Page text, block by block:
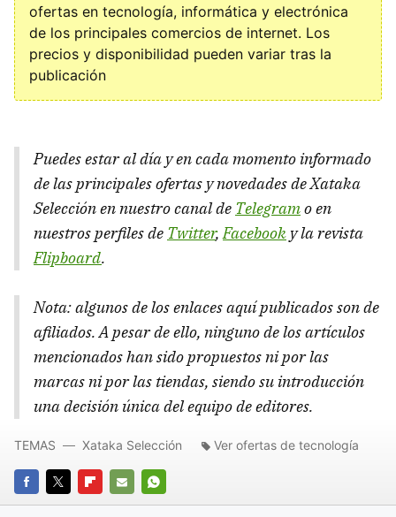
ofertas en tecnología, informática y electrónica
de los principales comercios de internet. Los
precios y disponibilidad pueden variar tras la
publicación
Puedes estar al día y en cada momento informado
de las principales ofertas y novedades de Xataka
Selección en nuestro canal de Telegramo en
nuestros perfiles de Twitter, Facebook y la revista
Flipboard.
Nota: algunos de los enlaces aquí publicados son de
afiliados. A pesar de ello, ninguno de los artículos
mencionados han sido propuestos ni por las
marcas ni por las tiendas, siendo su introducción
una decisión única del equipo de editores.
FACEBOOK
TWITTERFLIPBOARD
E-
WHATSAPP
TEMAS Xataka Selección Ver ofertas de tecnología